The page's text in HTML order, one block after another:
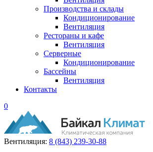
Производства и склады
Кондиционирование
Вентиляция
Рестораны и кафе
Вентиляция
Серверные
Кондиционирование
Бассейны
Вентиляция
Контакты
0
Вентиляция: 8 (843) 239-30-88